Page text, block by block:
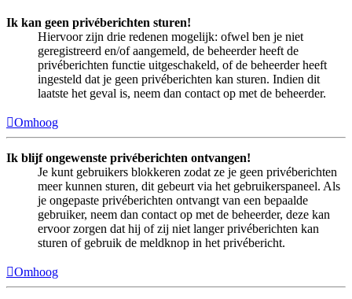
Ik kan geen privéberichten sturen!
Hiervoor zijn drie redenen mogelijk: ofwel ben je niet
geregistreerd en/of aangemeld, de beheerder heeft de
privéberichten functie uitgeschakeld, of de beheerder heeft
ingesteld dat je geen privéberichten kan sturen. Indien dit
laatste het geval is, neem dan contact op met de beheerder.
Omhoog
Ik blijf ongewenste privéberichten ontvangen!
Je kunt gebruikers blokkeren zodat ze je geen privéberichten
meer kunnen sturen, dit gebeurt via het gebruikerspaneel. Als
je ongepaste privéberichten ontvangt van een bepaalde
gebruiker, neem dan contact op met de beheerder, deze kan
ervoor zorgen dat hij of zij niet langer privéberichten kan
sturen of gebruik de meldknop in het privébericht.
Omhoog